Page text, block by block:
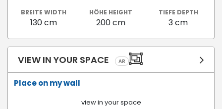
BREITE WIDTH
130 cm
HÖHE HEIGHT
200 cm
TIEFE DEPTH
3 cm
VIEW IN YOUR SPACE AR
Place on my wall
view in your space